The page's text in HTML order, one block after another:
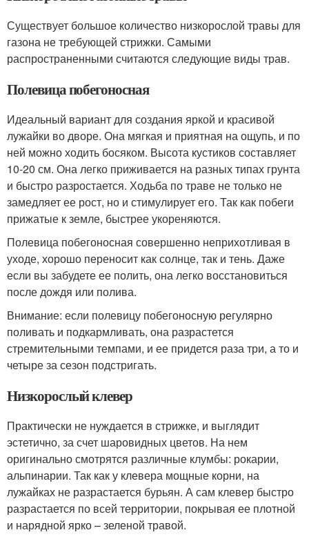
Существует большое количество низкорослой травы для
газона не требующей стрижки. Самыми
распространенными считаются следующие виды трав.
Полевица побегоносная
Идеальный вариант для создания яркой и красивой
лужайки во дворе. Она мягкая и приятная на ощупь, и по
ней можно ходить босяком. Высота кустиков составляет
10-20 см. Она легко приживается на разных типах грунта
и быстро разростается. Ходьба по траве не только не
замедляет ее рост, но и стимулирует его. Так как побеги
прижатые к земле, быстрее укореняются.
Полевица побегоносная совершенно неприхотливая в
уходе, хорошо переносит как солнце, так и тень. Даже
если вы забудете ее полить, она легко восстановиться
после дождя или полива.
Внимание: если полевицу побегоносную регулярно
поливать и подкармливать, она разрастется
стремительными темпами, и ее придется раза три, а то и
четыре за сезон подстригать.
Низкорослый клевер
Практически не нуждается в стрижке, и выглядит
эстетично, за счет шаровидных цветов. На нем
оригинально смотрятся различные клумбы: рокарии,
альпинарии. Так как у клевера мощные корни, на
лужайках не разрастается бурьян. А сам клевер быстро
разрастается по всей территории, покрывая ее плотной
и нарядной ярко – зеленой травой.